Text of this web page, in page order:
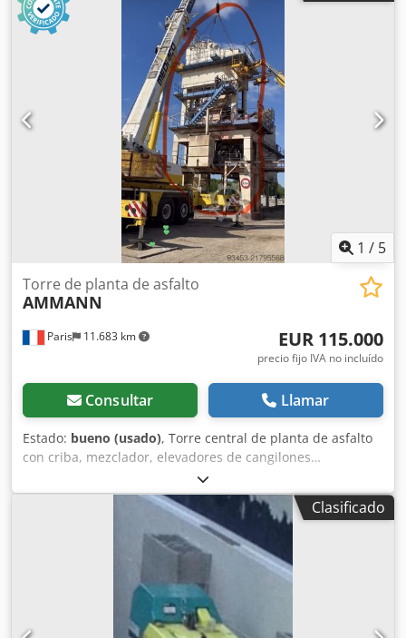
1 / 5
Paris 11.683 km
Torre de planta de asfalto
AMMANN
EUR 115.000
precio fijo IVA no incluído
Consultar Llamar
Estado: bueno (usado), Torre central de planta de asfalto
con criba, mezclador, elevadores de cangilones…
Capacidad: 160 toneladas/hora Djdpfx Asy Hf Duok Uskr
Clasificado